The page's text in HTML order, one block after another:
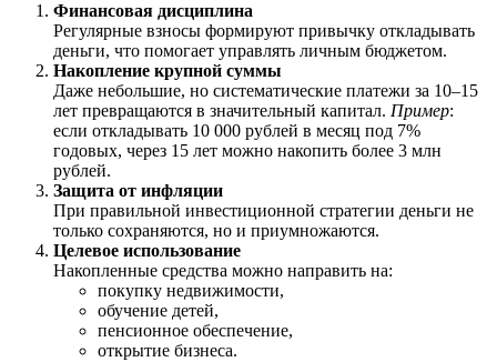
Финансовая дисциплина
Регулярные взносы формируют привычку откладывать
деньги, что помогает управлять личным бюджетом.
Накопление крупной суммы
Даже небольшие, но систематические платежи за 10–15
лет превращаются в значительный капитал. Пример:
если откладывать 10 000 рублей в месяц под 7%
годовых, через 15 лет можно накопить более 3 млн
рублей.
Защита от инфляции
При правильной инвестиционной стратегии деньги не
только сохраняются, но и приумножаются.
Целевое использование
Накопленные средства можно направить на:
покупку недвижимости,
обучение детей,
пенсионное обеспечение,
открытие бизнеса.